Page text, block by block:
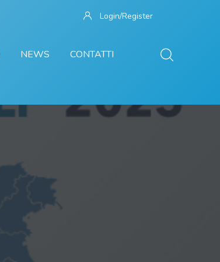
Login/Register
CONTATTI
NEWS